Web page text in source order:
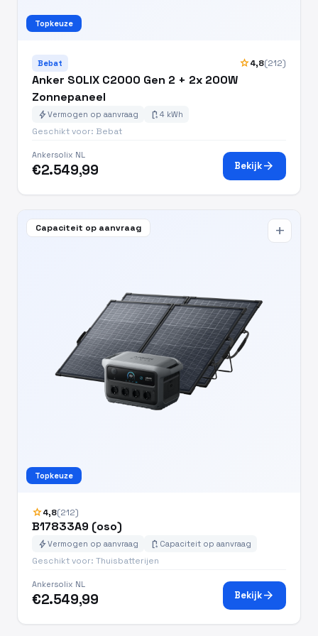
Topkeuze
Bebat star4,8(212)
Anker SOLIX C2000 Gen 2 + 2x 200W
Zonnepaneel
boltVermogen op aanvraag battery_charging_full 4 kWh
Geschikt voor: Bebat
Ankersolix NL
€2.549,99 Bekijkarrow_forward
Capaciteit op aanvraag
Topkeuze
add
star4,8(212)
B17833A9 (oso)
boltVermogen op aanvraag battery_charging_full Capaciteit op aanvraag
Geschikt voor: Thuisbatterijen
Ankersolix NL
€2.549,99 Bekijkarrow_forward